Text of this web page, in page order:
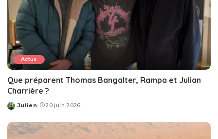
Actus
Que préparent Thomas Bangalter, Rampa et Julian
Charrière ?
Posted
Julien 20 juin 2026